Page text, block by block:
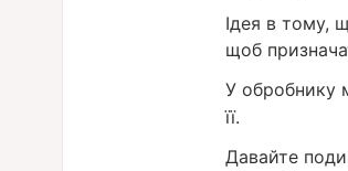
Ідея в тому,
щоб
У обробнику
її.
Давайте